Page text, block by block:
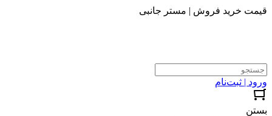
قیمت خرید فروش | مستر جانبی
ورود | ثبت‌نام
بستن